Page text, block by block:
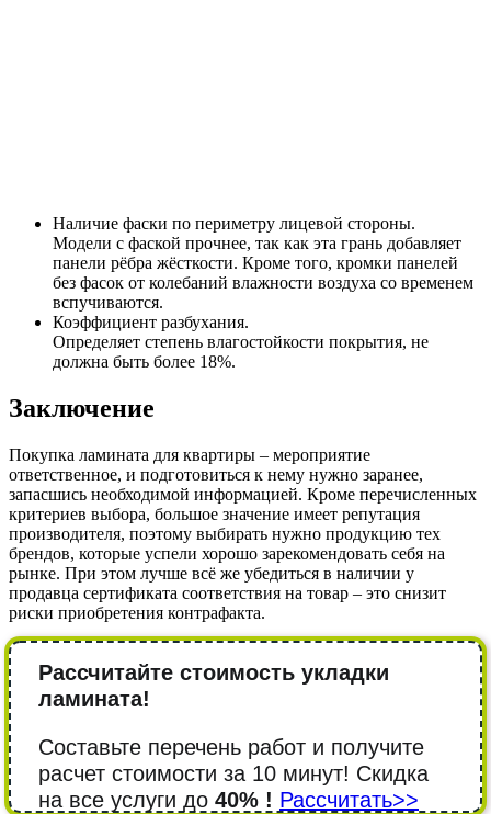
Наличие фаски по периметру лицевой стороны.
Модели с фаской прочнее, так как эта грань добавляет
панели рёбра жёсткости. Кроме того, кромки панелей
без фасок от колебаний влажности воздуха со временем
вспучиваются.
Коэффициент разбухания.
Определяет степень влагостойкости покрытия, не
должна быть более 18%.
Заключение
Покупка ламината для квартиры – мероприятие
ответственное, и подготовиться к нему нужно заранее,
запасшись необходимой информацией. Кроме перечисленных
критериев выбора, большое значение имеет репутация
производителя, поэтому выбирать нужно продукцию тех
брендов, которые успели хорошо зарекомендовать себя на
рынке. При этом лучше всё же убедиться в наличии у
продавца сертификата соответствия на товар – это снизит
риски приобретения контрафакта.
Рассчитайте стоимость укладки
ламината!
Составьте перечень работ и получите
расчет стоимости за 10 минут! Cкидка
на все услуги до 40% ! Рассчитать>>